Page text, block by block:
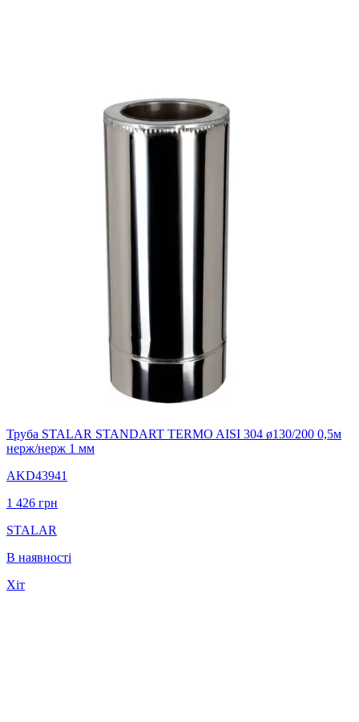
Труба STALAR STANDART TERMO AISI 304 ø130/200 0,5м
нерж/нерж 1 мм
AKD43941
1 426 грн
STALAR
В наявності
Хіт